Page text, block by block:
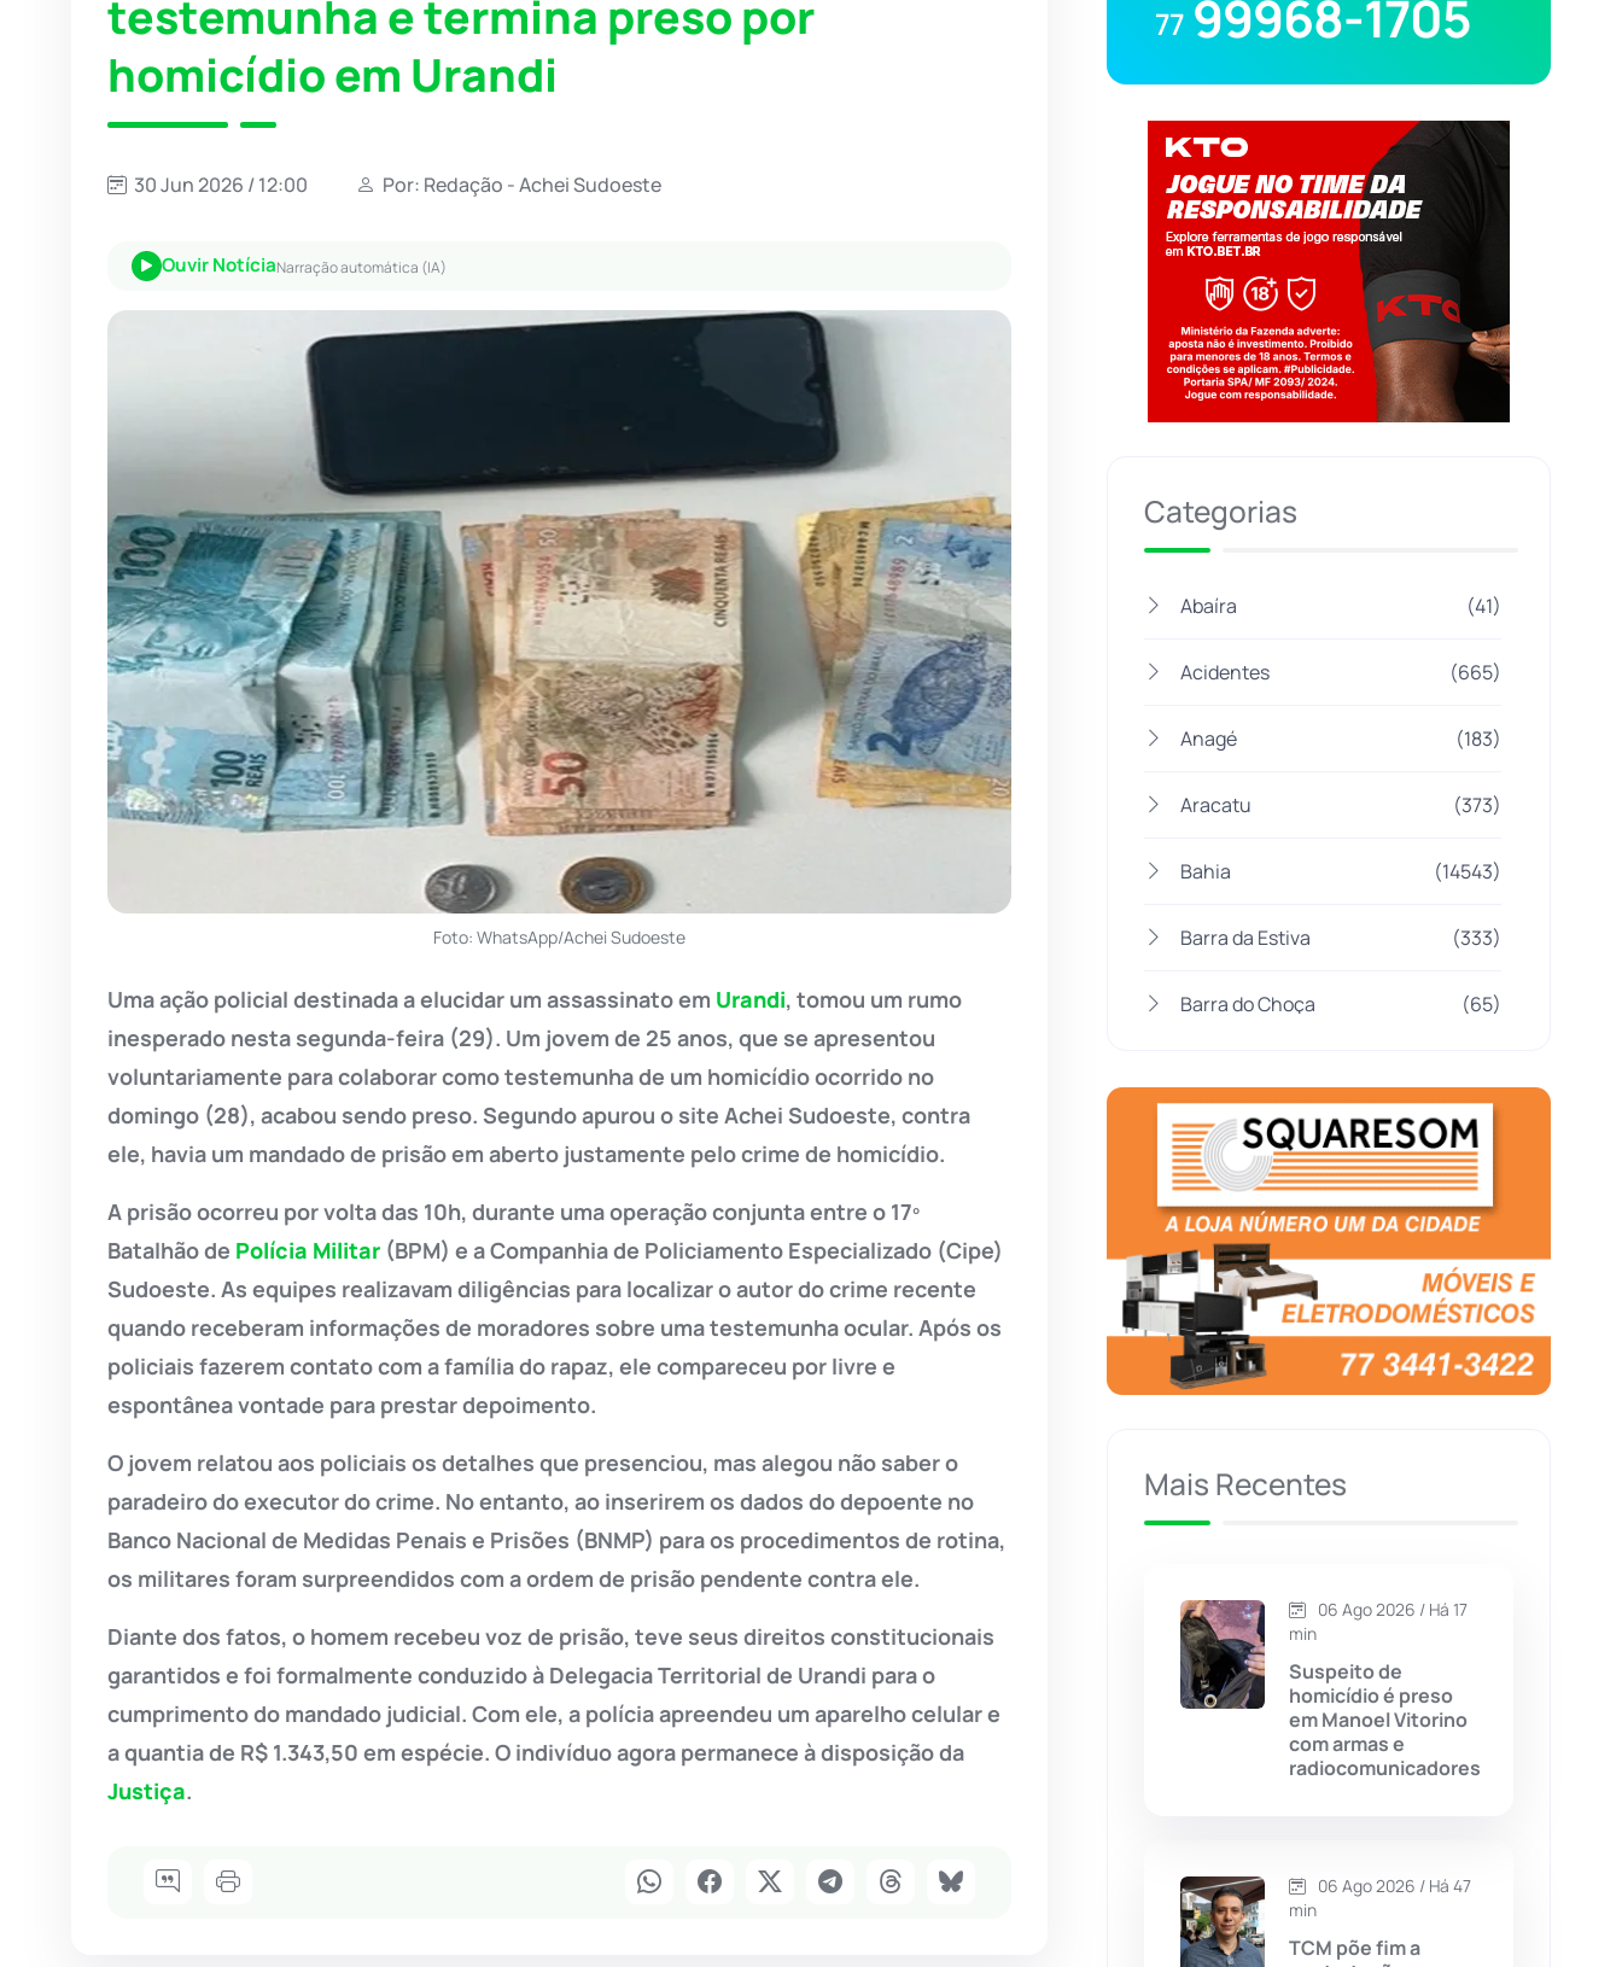
testemunha e termina preso por
homicídio em Urandi
30 Jun 2026 / 12:00 Por: Redação - Achei Sudoeste
Ouvir NotíciaNarração automática (IA)
Foto: WhatsApp/Achei Sudoeste
Uma ação policial destinada a elucidar um assassinato em Urandi, tomou um rumo
inesperado nesta segunda-feira (29). Um jovem de 25 anos, que se apresentou
voluntariamente para colaborar como testemunha de um homicídio ocorrido no
domingo (28), acabou sendo preso. Segundo apurou o site Achei Sudoeste, contra
ele, havia um mandado de prisão em aberto justamente pelo crime de homicídio.
A prisão ocorreu por volta das 10h, durante uma operação conjunta entre o 17º
Batalhão de Polícia Militar (BPM) e a Companhia de Policiamento Especializado (Cipe)
Sudoeste. As equipes realizavam diligências para localizar o autor do crime recente
quando receberam informações de moradores sobre uma testemunha ocular. Após os
policiais fazerem contato com a família do rapaz, ele compareceu por livre e
espontânea vontade para prestar depoimento.
O jovem relatou aos policiais os detalhes que presenciou, mas alegou não saber o
paradeiro do executor do crime. No entanto, ao inserirem os dados do depoente no
Banco Nacional de Medidas Penais e Prisões (BNMP) para os procedimentos de rotina,
os militares foram surpreendidos com a ordem de prisão pendente contra ele.
Diante dos fatos, o homem recebeu voz de prisão, teve seus direitos constitucionais
garantidos e foi formalmente conduzido à Delegacia Territorial de Urandi para o
cumprimento do mandado judicial. Com ele, a polícia apreendeu um aparelho celular e
a quantia de R$ 1.343,50 em espécie. O indivíduo agora permanece à disposição da
Justiça.
77 99968-1705
Categorias
Abaíra (41)
Acidentes (665)
Anagé (183)
Aracatu (373)
Bahia (14543)
Barra da Estiva (333)
Barra do Choça (65)
Bom Jesus da Lapa (505)
Boquira (152)
Botuporã (72)
Brasil (7679)
Brumado (31951)
Caculé
Caetité (1504)
Candiba
Cândido Sales (120)
Caturama
Mais Recentes
06 Ago 2026 / Há 17
min
Suspeito de
homicídio é preso
em Manoel Vitorino
com armas e
radiocomunicadores
06 Ago 2026 / Há 47
min
TCM põe fim a